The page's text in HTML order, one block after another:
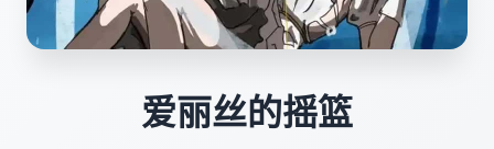
爱丽丝的摇篮